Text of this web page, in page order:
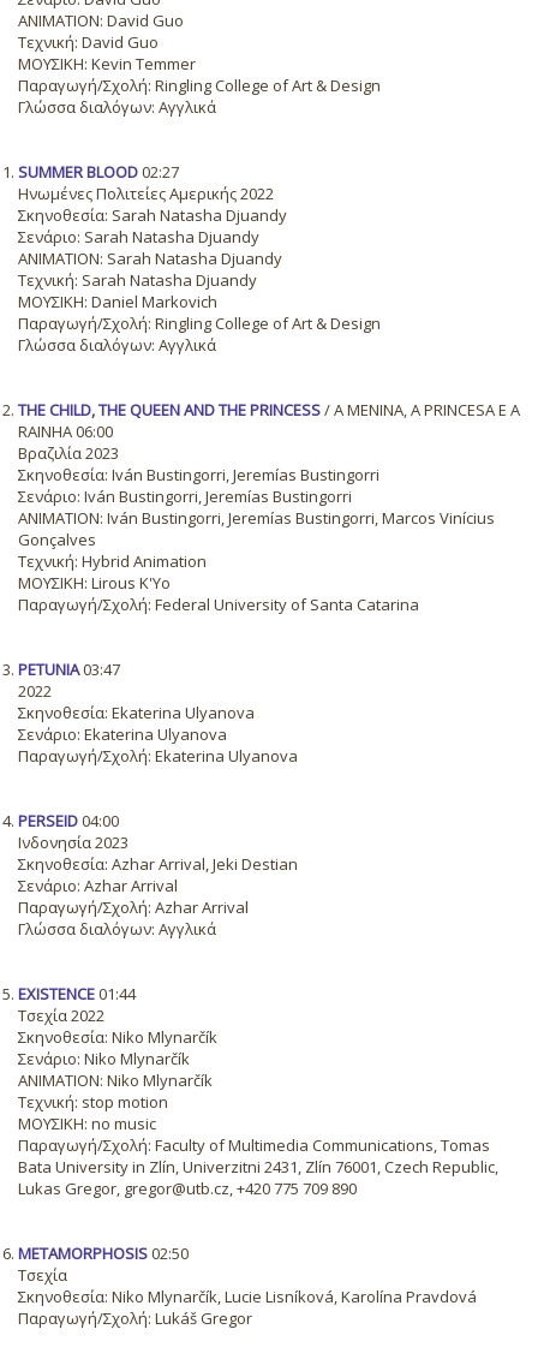
ANIMATION: David Guo
Τεχνική: David Guo
ΜΟΥΣΙΚΗ: Kevin Temmer
Παραγωγή/Σχολή: Ringling College of Art & Design
Γλώσσα διαλόγων: Αγγλικά
SUMMER BLOOD02:27
Ηνωμένες Πολιτείες Αμερικής 2022
Σκηνοθεσία: Sarah Natasha Djuandy
Σενάριο: Sarah Natasha Djuandy
ANIMATION: Sarah Natasha Djuandy
Τεχνική: Sarah Natasha Djuandy
ΜΟΥΣΙΚΗ: Daniel Markovich
Παραγωγή/Σχολή: Ringling College of Art & Design
Γλώσσα διαλόγων: Αγγλικά
THE CHILD, THE QUEEN AND THE PRINCESS/ A MENINA, A PRINCESA E A
RAINHA 06:00
Βραζιλία 2023
Σκηνοθεσία: Iván Bustingorri, Jeremías Bustingorri
Σενάριο: Iván Bustingorri, Jeremías Bustingorri
ANIMATION: Iván Bustingorri, Jeremías Bustingorri, Marcos Vinícius
Gonçalves
Τεχνική: Hybrid Animation
ΜΟΥΣΙΚΗ: Lirous K'Yo
Παραγωγή/Σχολή: Federal University of Santa Catarina
PETUNIA03:47
2022
Σκηνοθεσία: Ekaterina Ulyanova
Σενάριο: Ekaterina Ulyanova
Παραγωγή/Σχολή: Ekaterina Ulyanova
PERSEID04:00
Ινδονησία 2023
Σκηνοθεσία: Azhar Arrival, Jeki Destian
Σενάριο: Azhar Arrival
Παραγωγή/Σχολή: Azhar Arrival
Γλώσσα διαλόγων: Αγγλικά
EXISTENCE01:44
Τσεχία 2022
Σκηνοθεσία: Niko Mlynarčík
Σενάριο: Niko Mlynarčík
ANIMATION: Niko Mlynarčík
Τεχνική: stop motion
ΜΟΥΣΙΚΗ: no music
Παραγωγή/Σχολή: Faculty of Multimedia Communications, Tomas
Bata University in Zlín, Univerzitni 2431, Zlín 76001, Czech Republic,
Lukas Gregor, gregor@utb.cz, +420 775 709 890
METAMORPHOSIS02:50
Τσεχία
Σκηνοθεσία: Niko Mlynarčík, Lucie Lisníková, Karolína Pravdová
Παραγωγή/Σχολή: Lukáš Gregor